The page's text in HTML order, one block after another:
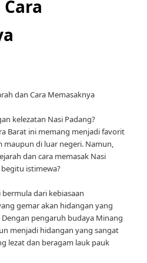
dan Cara Memasaknya
kelezatan Nasi Padang?
Barat ini memang menjadi favorit
maupun di luar negeri. Namun,
dan cara memasak Nasi
istimewa?
dari kebiasaan
gemar akan hidangan yang
pengaruh budaya Minang
menjadi hidangan yang sangat
lezat dan beragam lauk pauk